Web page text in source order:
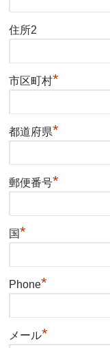
住所2
市区町村*
都道府県*
郵便番号*
国*
Phone*
メール*